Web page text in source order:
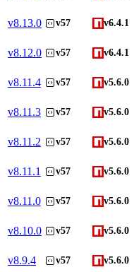
v8.13.0 v57 v6.4.1
v8.12.0 v57 v6.4.1
v8.11.4 v57 v5.6.0
v8.11.3 v57 v5.6.0
v8.11.2 v57 v5.6.0
v8.11.1 v57 v5.6.0
v8.11.0 v57 v5.6.0
v8.10.0 v57 v5.6.0
v8.9.4 v57 v5.6.0